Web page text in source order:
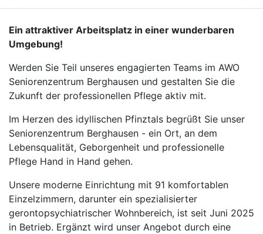
Ein attraktiver Arbeitsplatz in einer wunderbaren
Umgebung!
Werden Sie Teil unseres engagierten Teams im AWO
Seniorenzentrum Berghausen und gestalten Sie die
Zukunft der professionellen Pflege aktiv mit.
Im Herzen des idyllischen Pfinztals begrüßt Sie unser
Seniorenzentrum Berghausen - ein Ort, an dem
Lebensqualität, Geborgenheit und professionelle
Pflege Hand in Hand gehen.
Unsere moderne Einrichtung mit 91 komfortablen
Einzelzimmern, darunter ein spezialisierter
gerontopsychiatrischer Wohnbereich, ist seit Juni 2025
in Betrieb. Ergänzt wird unser Angebot durch eine